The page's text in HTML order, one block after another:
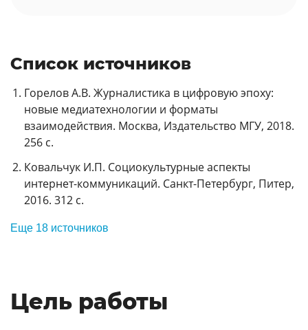
Список источников
Горелов А.В. Журналистика в цифровую эпоху:
новые медиатехнологии и форматы
взаимодействия. Москва, Издательство МГУ, 2018.
256 с.
Ковальчук И.П. Социокультурные аспекты
интернет-коммуникаций. Санкт-Петербург, Питер,
2016. 312 с.
Еще 18 источников
Цель работы